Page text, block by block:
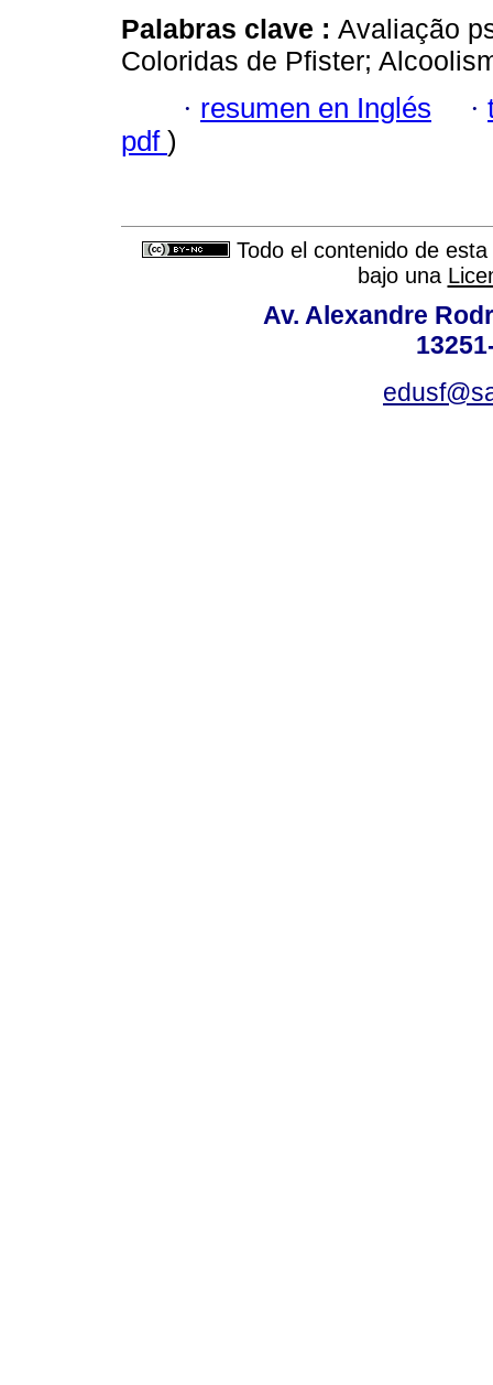
Palabras clave : Avaliação
Coloridas de Pfister;
· resumen en Inglés ·
pdf )
Todo el contenido de
bajo una
Av. Alexandre